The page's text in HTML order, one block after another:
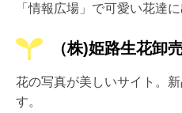
「情報広場」で可愛い花達に
（株)姫路生花卸
花の写真が美しいサイト。
す。